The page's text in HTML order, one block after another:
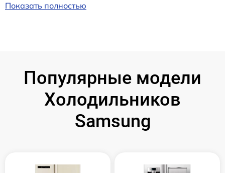
Показать полностью
Популярные модели
Холодильников
Samsung